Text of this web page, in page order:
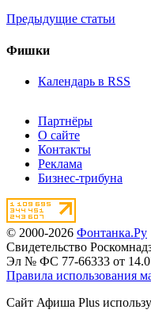
Предыдущие статьи
Фишки
Календарь в RSS
Партнёры
О сайте
Контакты
Реклама
Бизнес-трибуна
© 2000-2026 Фонтанка.Ру
Свидетельство
Эл № ФС 77-66333 от
Правила использования
Сайт Афиша Plus